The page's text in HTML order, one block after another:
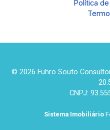
Política
© 2026 Fuhro Souto
CNPJ:
Sistema Imobiliário